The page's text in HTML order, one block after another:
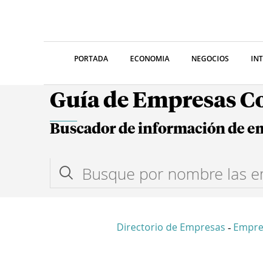
PORTADA ECONOMIA NEGOCIOS
Guía de Empresas
Buscador de información de
Directorio de Empresas -